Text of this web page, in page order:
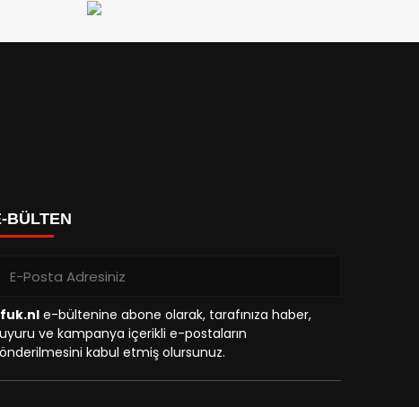
BÜLTEN
e-bültenine abone olarak, tarafınıza haber,
ve kampanya içerikli e-postaların
kabul etmiş olursunuz.